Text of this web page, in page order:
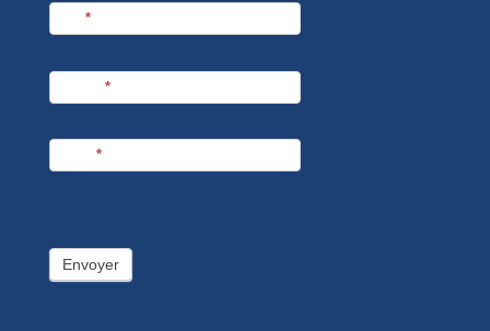
*
*
*
Envoyer